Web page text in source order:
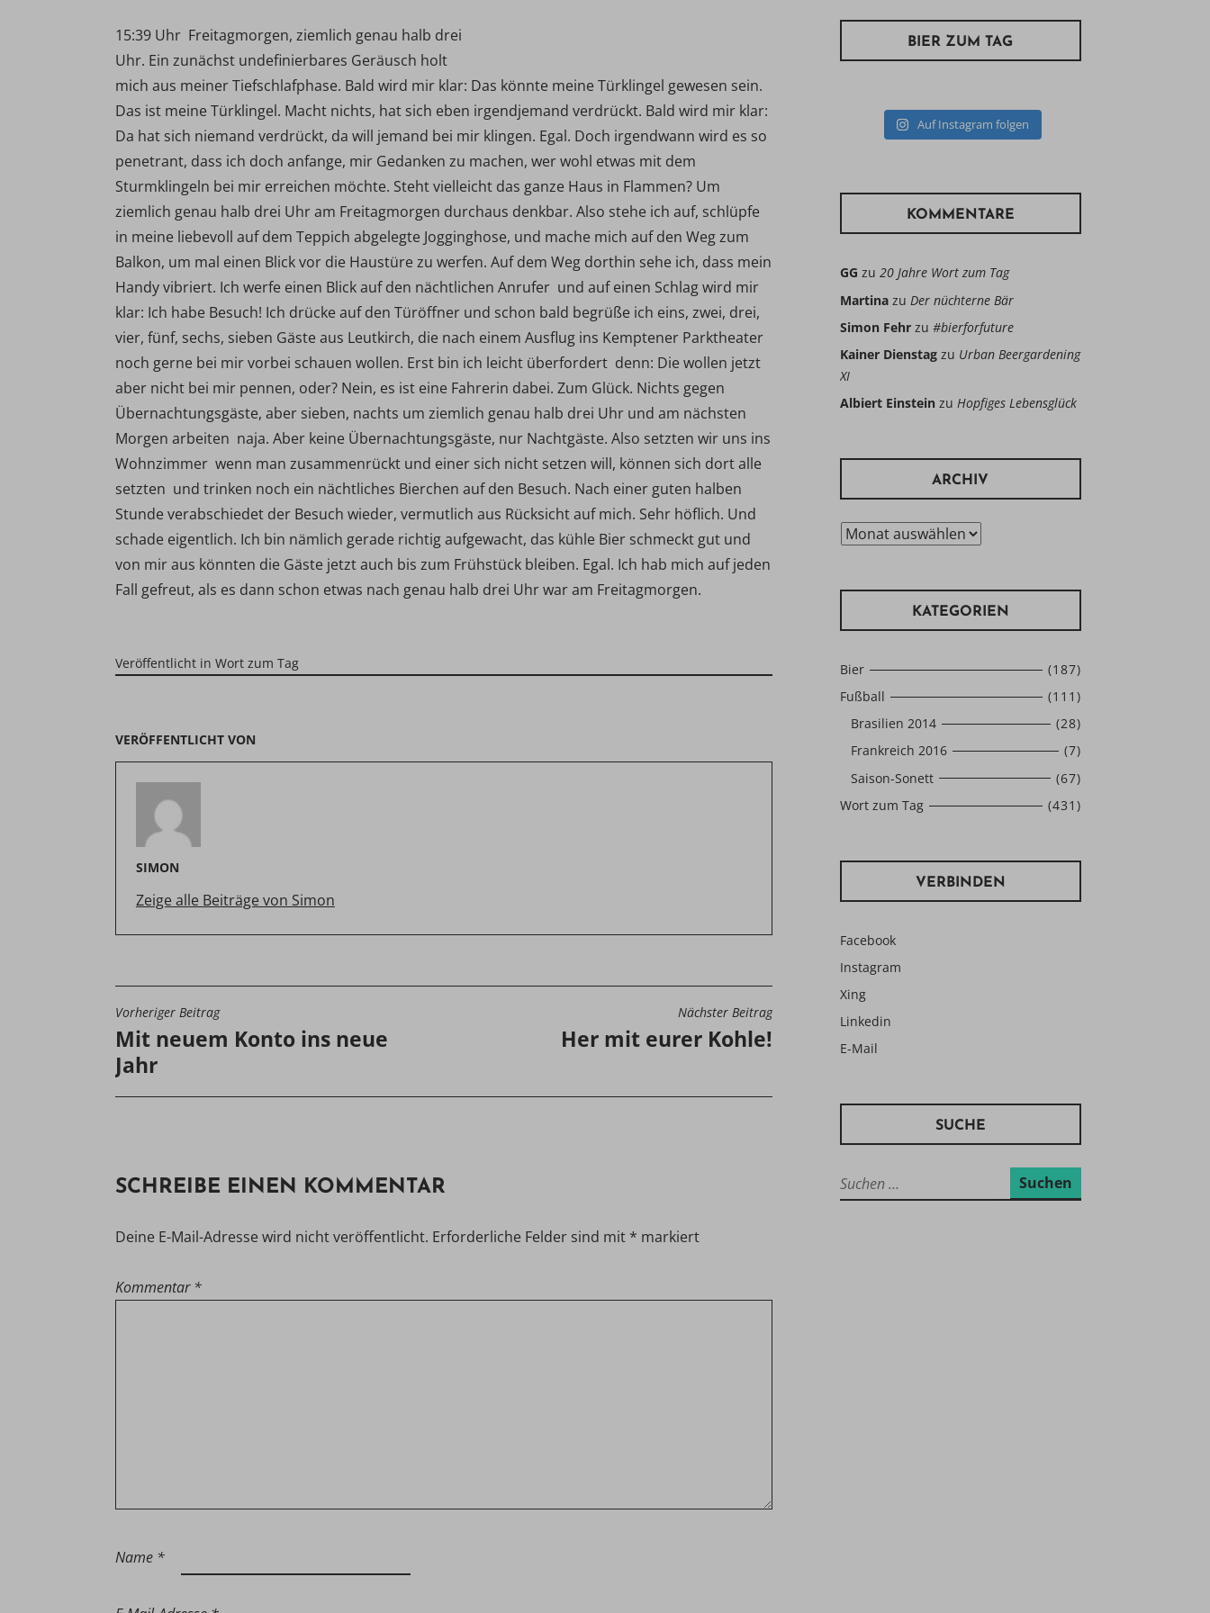
15:39 Uhr  Freitagmorgen, ziemlich genau halb drei
Uhr. Ein zunächst undefinierbares Geräusch holt
mich aus meiner Tiefschlafphase. Bald wird mir klar: Das könnte meine Türklingel gewesen sein.
Das ist meine Türklingel. Macht nichts, hat sich eben irgendjemand verdrückt. Bald wird mir klar:
Da hat sich niemand verdrückt, da will jemand bei mir klingen. Egal. Doch irgendwann wird es so
penetrant, dass ich doch anfange, mir Gedanken zu machen, wer wohl etwas mit dem
Sturmklingeln bei mir erreichen möchte. Steht vielleicht das ganze Haus in Flammen? Um
ziemlich genau halb drei Uhr am Freitagmorgen durchaus denkbar. Also stehe ich auf, schlüpfe
in meine liebevoll auf dem Teppich abgelegte Jogginghose, und mache mich auf den Weg zum
Balkon, um mal einen Blick vor die Haustüre zu werfen. Auf dem Weg dorthin sehe ich, dass mein
Handy vibriert. Ich werfe einen Blick auf den nächtlichen Anrufer  und auf einen Schlag wird mir
klar: Ich habe Besuch! Ich drücke auf den Türöffner und schon bald begrüße ich eins, zwei, drei,
vier, fünf, sechs, sieben Gäste aus Leutkirch, die nach einem Ausflug ins Kemptener Parktheater
noch gerne bei mir vorbei schauen wollen. Erst bin ich leicht überfordert  denn: Die wollen jetzt
aber nicht bei mir pennen, oder? Nein, es ist eine Fahrerin dabei. Zum Glück. Nichts gegen
Übernachtungsgäste, aber sieben, nachts um ziemlich genau halb drei Uhr und am nächsten
Morgen arbeiten  naja. Aber keine Übernachtungsgäste, nur Nachtgäste. Also setzten wir uns ins
Wohnzimmer  wenn man zusammenrückt und einer sich nicht setzen will, können sich dort alle
setzten  und trinken noch ein nächtliches Bierchen auf den Besuch. Nach einer guten halben
Stunde verabschiedet der Besuch wieder, vermutlich aus Rücksicht auf mich. Sehr höflich. Und
schade eigentlich. Ich bin nämlich gerade richtig aufgewacht, das kühle Bier schmeckt gut und
von mir aus könnten die Gäste jetzt auch bis zum Frühstück bleiben. Egal. Ich hab mich auf jeden
Fall gefreut, als es dann schon etwas nach genau halb drei Uhr war am Freitagmorgen.
Veröffentlicht in Wort zum Tag
VERÖFFENTLICHT VON
SIMON
Zeige alle Beiträge von Simon
BEITRAGSNAVIGATION
Vorheriger Beitrag
Mit neuem Konto ins neue
Jahr
Nächster Beitrag
Her mit eurer Kohle!
SCHREIBE EINEN KOMMENTAR
Deine E-Mail-Adresse wird nicht veröffentlicht. Erforderliche Felder sind mit * markiert
Kommentar *
Name *
BIER ZUM TAG
Auf Instagram folgen
KOMMENTARE
GG zu 20 Jahre Wort zum Tag
Martinazu Der nüchterne Bär
Simon Fehrzu #bierforfuture
Kainer Dienstagzu Urban Beergardening
XI
Albiert Einsteinzu Hopfiges Lebensglück
ARCHIV
Archiv
KATEGORIEN
Bier
(187)
Fußball
(111)
Brasilien 2014
(28)
Frankreich 2016
(7)
Saison-Sonett
(67)
Wort zum Tag
(431)
VERBINDEN
Facebook
Instagram
Xing
Linkedin
E-Mail
SUCHE
Suchen
nach: